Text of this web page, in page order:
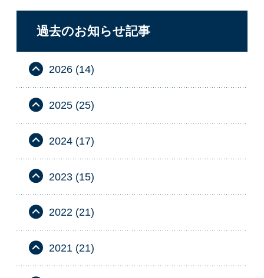
過去のお知らせ記事
2026 (14)
2025 (25)
2024 (17)
2023 (15)
2022 (21)
2021 (21)